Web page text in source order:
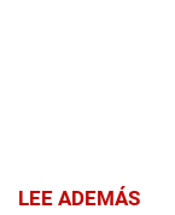
LEE ADEMÁS